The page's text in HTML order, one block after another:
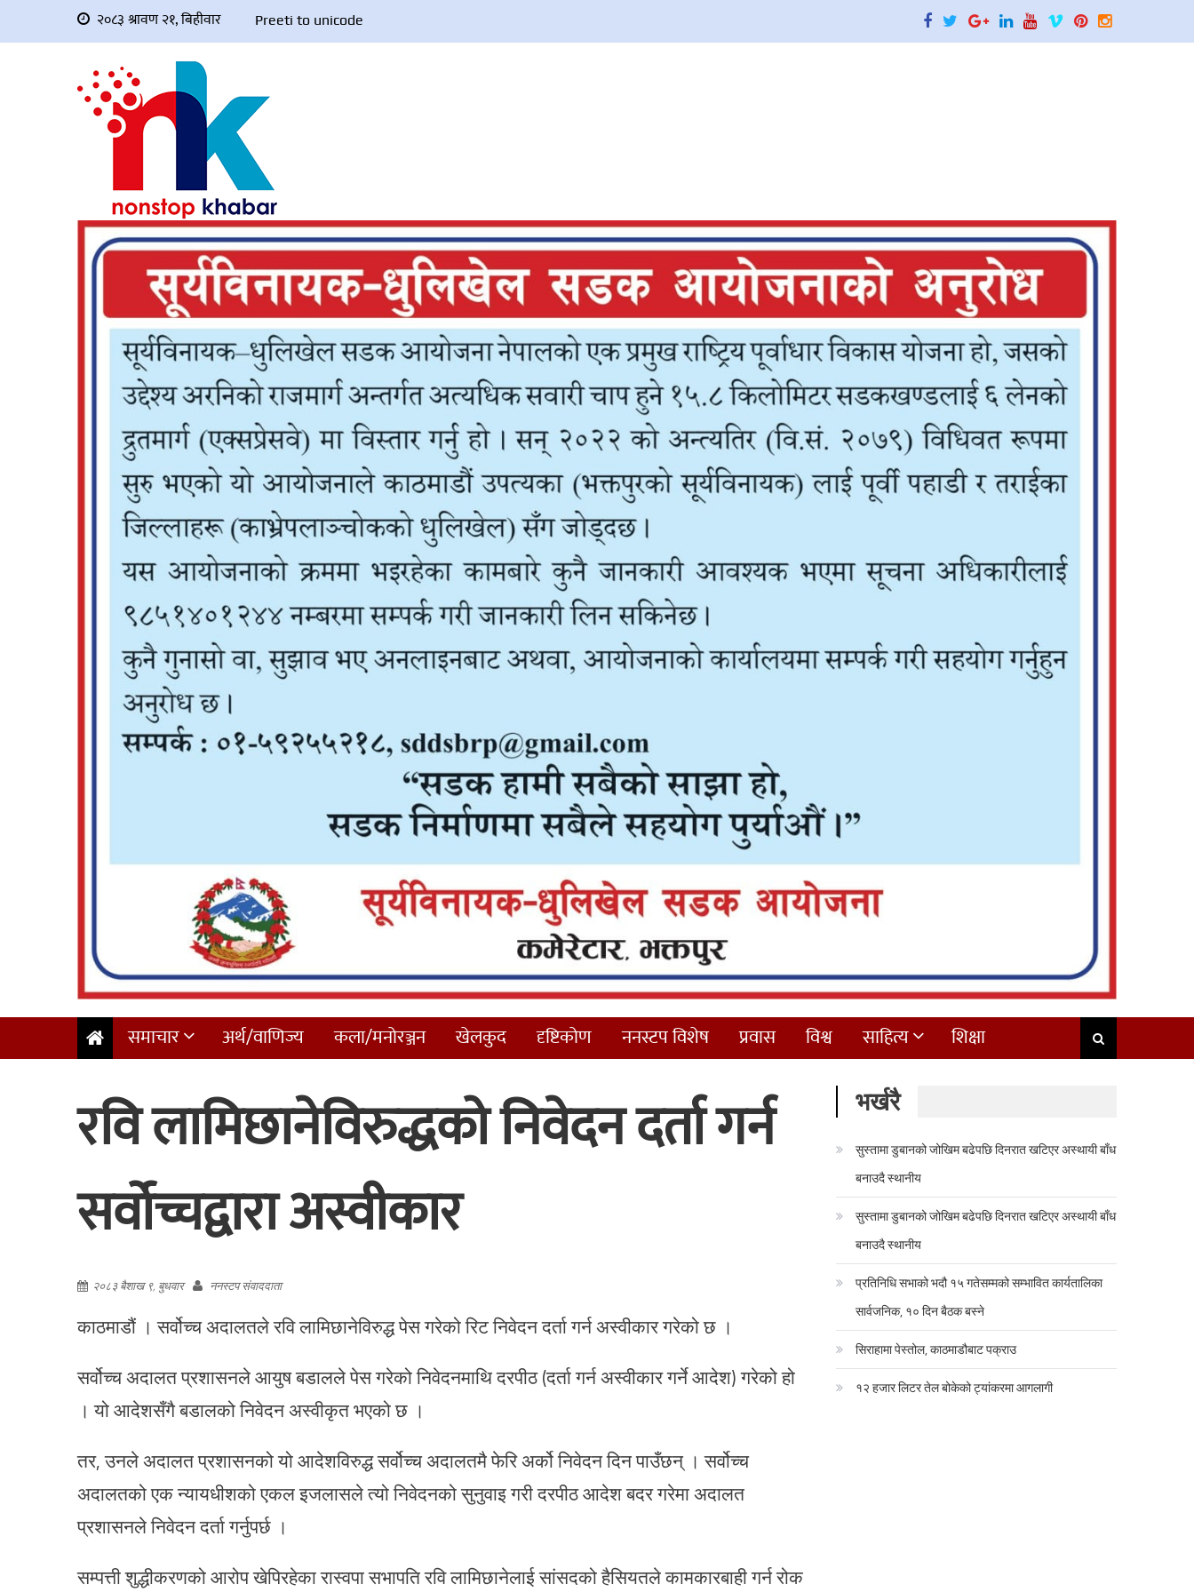
२०८३ श्रावण २१, बिहीवार Preeti to unicode
समाचार अर्थ/वाणिज्य कला/मनोरञ्जन खेलकुद दृष्टिकोण ननस्टप विशेष प्रवास विश्व साहित्य शिक्षा
रवि लामिछानेविरुद्धको निवेदन दर्ता गर्न
सर्वोच्चद्वारा अस्वीकार
२०८३ बैशाख ९, बुधवार ननस्टप संवाददाता
काठमाडौं । सर्वोच्च अदालतले रवि लामिछानेविरुद्ध पेस गरेको रिट निवेदन दर्ता गर्न अस्वीकार गरेको छ ।
सर्वोच्च अदालत प्रशासनले आयुष बडालले पेस गरेको निवेदनमाथि दरपीठ (दर्ता गर्न अस्वीकार गर्ने आदेश) गरेको हो
। यो आदेशसँगै बडालको निवेदन अस्वीकृत भएको छ ।
तर, उनले अदालत प्रशासनको यो आदेशविरुद्ध सर्वोच्च अदालतमै फेरि अर्को निवेदन दिन पाउँछन् । सर्वोच्च
अदालतको एक न्यायधीशको एकल इजलासले त्यो निवेदनको सुनुवाइ गरी दरपीठ आदेश बदर गरेमा अदालत
प्रशासनले निवेदन दर्ता गर्नुपर्छ ।
सम्पत्ती शुद्धीकरणको आरोप खेपिरहेका रास्वपा सभापति रवि लामिछानेलाई सांसदको हैसियतले कामकारबाही गर्न रोक
भर्खरै
सुस्तामा डुबानको जोखिम बढेपछि दिनरात खटिएर अस्थायी बाँध
बनाउदै स्थानीय
सुस्तामा डुबानको जोखिम बढेपछि दिनरात खटिएर अस्थायी बाँध
बनाउदै स्थानीय
प्रतिनिधि सभाको भदौ १५ गतेसम्मको सम्भावित कार्यतालिका
सार्वजनिक, १० दिन बैठक बस्ने
सिराहामा पेस्तोल, काठमाडौबाट पक्राउ
१२ हजार लिटर तेल बोकेको ट्यांकरमा आगलागी